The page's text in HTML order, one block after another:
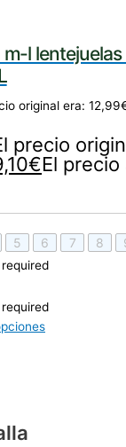
l lentejuelas
original era:
precio
€El
5 6 7 8